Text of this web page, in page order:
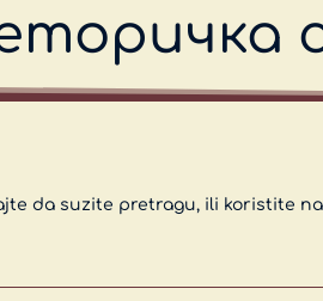
da suzite pretragu, ili koristite